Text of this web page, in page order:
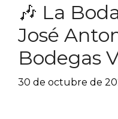
🎶 La
José
Bodegas
30 de octubre de